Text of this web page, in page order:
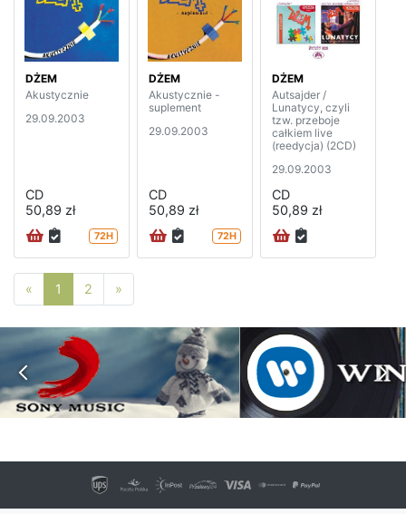
DŻEM
Akustycznie
29.09.2003
CD
50,89 zł
72H
DŻEM
Akustycznie -
suplement
29.09.2003
CD
50,89 zł
72H
DŻEM
Autsajder /
Lunatycy, czyli
tzw. przeboje
całkiem live
(reedycja) (2CD)
29.09.2003
CD
50,89 zł
« Poprzednia strona
1 2 »